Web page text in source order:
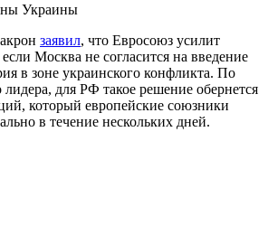
Украины
заявил, что Евросоюз усилит
Москва не согласится на введение
в зоне украинского конфликта. По
лидера, для РФ такое решение обернется
который европейские союзники
в течение нескольких дней.